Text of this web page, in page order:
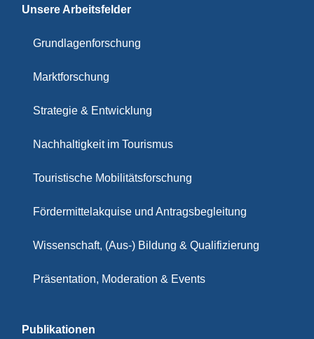
Unsere Arbeitsfelder
Grundlagenforschung
Marktforschung
Strategie & Entwicklung
Nachhaltigkeit im Tourismus
Touristische Mobilitätsforschung
Fördermittelakquise und Antragsbegleitung
Wissenschaft, (Aus-) Bildung & Qualifizierung
Präsentation, Moderation & Events
Publikationen